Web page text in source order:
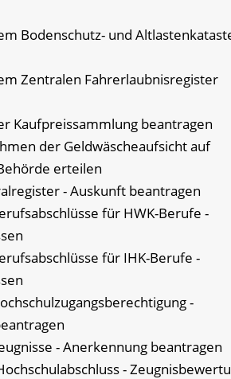
Bodenschutz- und
Zentralen Fahrerlaubnisregister
Kaufpreissammlung beantragen
der Geldwäscheaufsicht auf
erteilen
- Auskunft beantragen
für HWK-Berufe -
für IHK-Berufe -
-
- Anerkennung beantragen
-